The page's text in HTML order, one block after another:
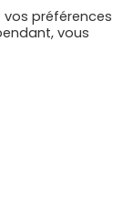
préférences
vous